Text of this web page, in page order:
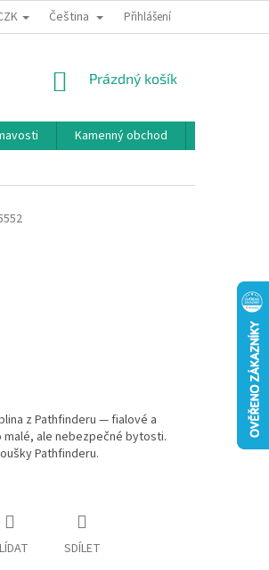
BONUSOVÝ PROGRAM
Čeština Přihlášení
NÁKUPNÍ
Prázdný košík
Kamenný obchod
z Pathfinderu — fialové a
ale nebezpečné bytosti.
Pathfinderu.
SDÍLET